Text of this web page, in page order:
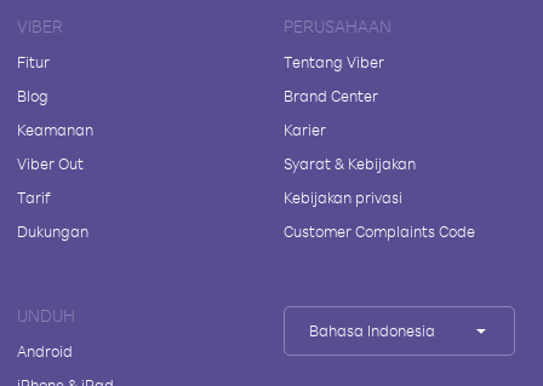
VIBER
Fitur
Blog
Keamanan
Viber Out
Tarif
Dukungan
PERUSAHAAN
Tentang Viber
Brand Center
Karier
Syarat & Kebijakan
Kebijakan privasi
Customer Complaints Code
UNDUH
Android
Bahasa Indonesia